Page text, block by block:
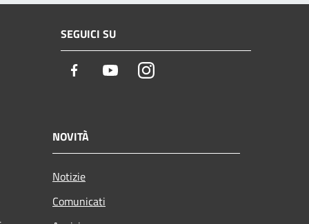
SEGUICI SU
Facebook YoutubeInstagram
NOVITÀ
Notizie
Comunicati